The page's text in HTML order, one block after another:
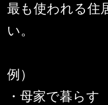
最も使われる住
い。
例）
・母家で暮らす